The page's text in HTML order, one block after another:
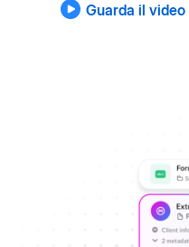
Guarda il video